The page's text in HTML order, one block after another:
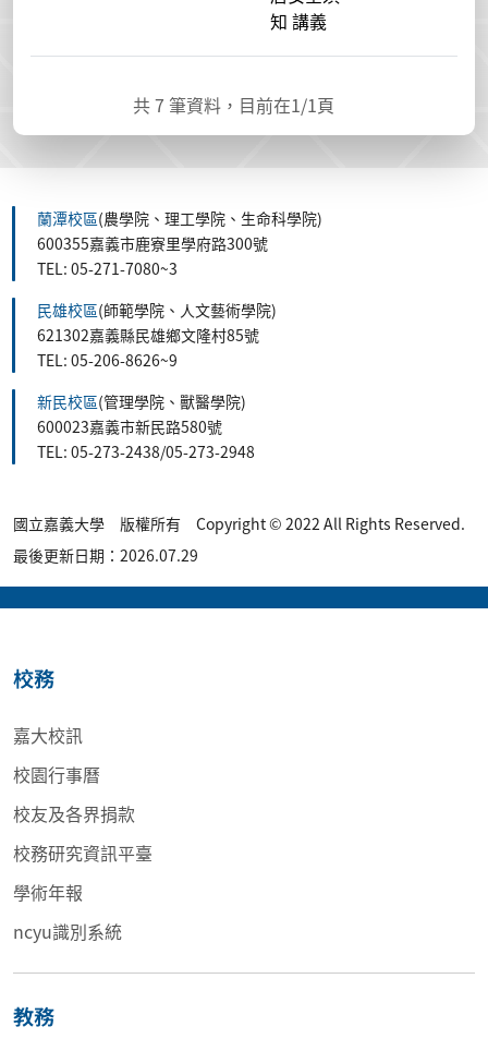
知 講義
共7 筆資料，目前在1/1頁
蘭潭校區(農學院、理工學院、生命科學院)
600355嘉義市鹿寮里學府路300號
TEL: 05-271-7080~3
民雄校區(師範學院、人文藝術學院)
621302嘉義縣民雄鄉文隆村85號
TEL: 05-206-8626~9
新民校區(管理學院、獸醫學院)
600023嘉義市新民路580號
TEL: 05-273-2438/05-273-2948
國立嘉義大學 版權所有 Copyright © 2022 All Rights Reserved.
最後更新日期：2026.07.29
校務
嘉大校訊
校園行事曆
校友及各界捐款
校務研究資訊平臺
學術年報
ncyu識別系統
教務